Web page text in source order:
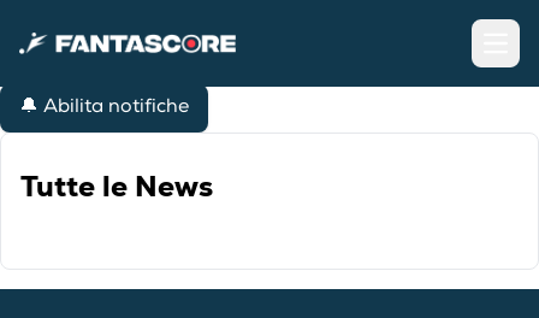
🔔 Abilita notifiche
Tutte le News